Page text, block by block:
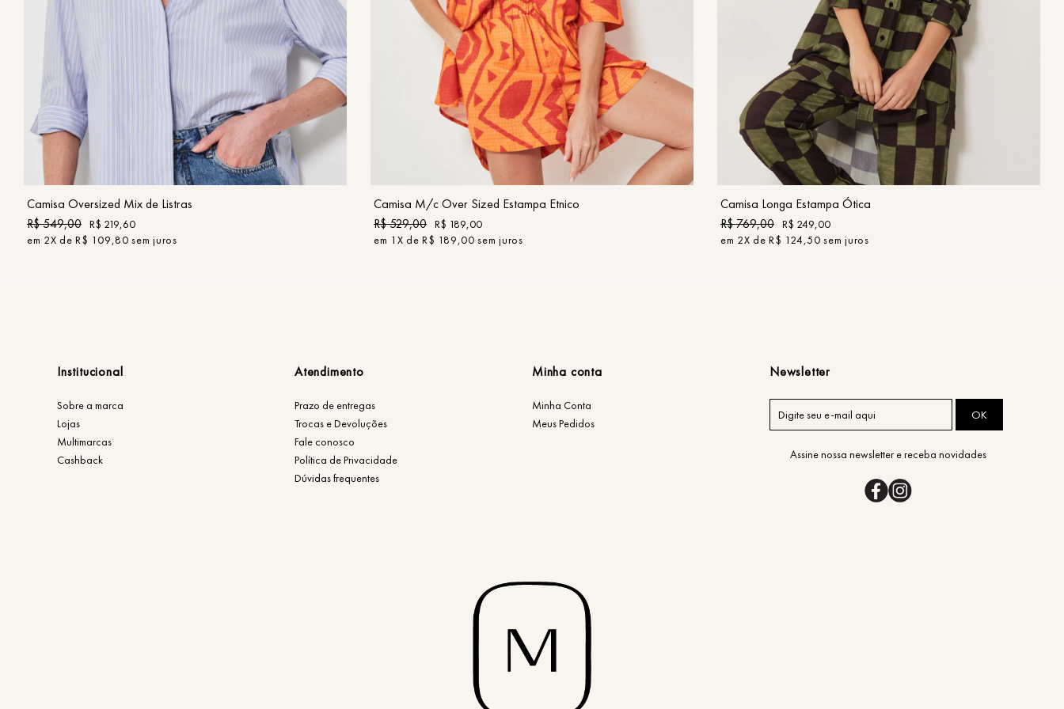
M G
COMPRAR
Camisa Oversized Mix de Listras
R$549,00 R$ 219,60
em 2X deR$ 109,80 sem juros
PP P M G GG
COMPRAR
Camisa M/c Over Sized Estampa Etnico
R$529,00 R$ 189,00
em 1 X deR$ 189,00 sem juros
PP M
COMPRAR
Camisa Longa Estampa Ótica
R$769,00 R$ 249,00
em 2X deR$ 124,50 sem juros
Institucional
Sobre a marca
Lojas
Multimarcas
Cashback
Atendimento
Prazo de entregas
Trocas e Devoluções
Fale conosco
Política de Privacidade
Dúvidas frequentes
Minha conta
Minha Conta
Meus Pedidos
Newsletter
OK
Assine nossa newsletter e receba novidades